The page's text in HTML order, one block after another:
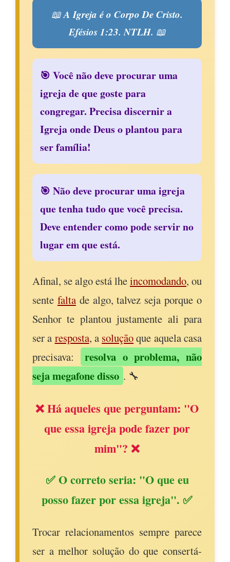
📖A Igreja é o Corpo De Cristo.
Efésios 1:23. NTLH. 📖
🎯 Você não deve procurar uma
igreja de que goste para
congregar. Precisa discernir a
Igreja onde Deus o plantou para
ser família!
🎯 Não deve procurar uma igreja
que tenha tudo que você precisa.
Deve entender como pode servir no
lugar em que está.
Afinal, se algo está lheincomodando, ou
sente faltade algo, talvez seja porque o
Senhor te plantou justamente ali para
ser a resposta, a soluçãoque aquela casa
precisava:
resolva o problema, não
seja megafone disso . 🔧
❌ Há aqueles que perguntam: "O
que essa igreja pode fazer por
mim"? ❌
✅ O correto seria: "O que eu
posso fazer por essa igreja". ✅
Trocar relacionamentos sempre parece
ser a melhor solução do que consertá-